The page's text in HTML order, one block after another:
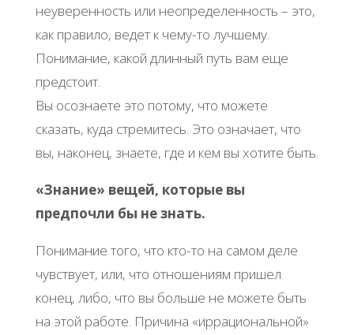
неуверенность или неопределенность – это,
как правило, ведет к чему-то лучшему.
Понимание, какой длинный путь вам еще
предстоит.
Вы осознаете это потому, что можете
сказать, куда стремитесь. Это означает, что
вы, наконец, знаете, где и кем вы хотите быть.
«Знание» вещей, которые вы
предпочли бы не знать.
Понимание того, что кто-то на самом деле
чувствует, или, что отношениям пришел
конец, либо, что вы больше не можете быть
на этой работе. Причина «иррациональной»